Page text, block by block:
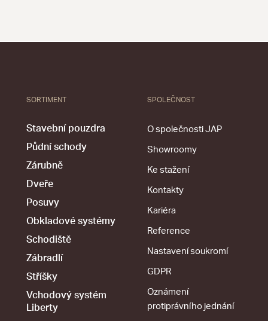
SORTIMENT
Stavební pouzdra
Půdní schody
Zárubně
Dveře
Posuvy
Obkladové systémy
Schodiště
Zábradlí
Stříšky
Vchodový systém
Liberty
SPOLEČNOST
O společnosti JAP
Showroomy
Ke stažení
Kontakty
Kariéra
Reference
Nastavení soukromí
GDPR
Oznámení
protiprávního jednání